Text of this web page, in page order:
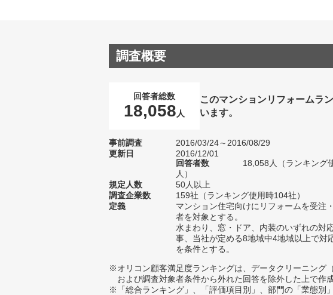
調査概要
回答者総数
18,058 人
このマンションリフォームラ
います。
事前調査
2016/03/24～2016/08/29
更新日
2016/12/01
回答者数
18,058人（ランキング
人）
規定人数
50人以上
調査企業数
159社（ランキング使用時104社）
定義
マンション住宅向けにリフォームを受注
者を対象とする。
水まわり、窓・ドア、内装のいずれの対
事、当社が定める8地域中4地域以上で対
を条件とする。
※オリコン顧客満足度ランキングは、データクリーニング
および調査対象者条件から外れた回答を除外した上で作成
※「総合ランキング」、「評価項目別」、部門の「業態別